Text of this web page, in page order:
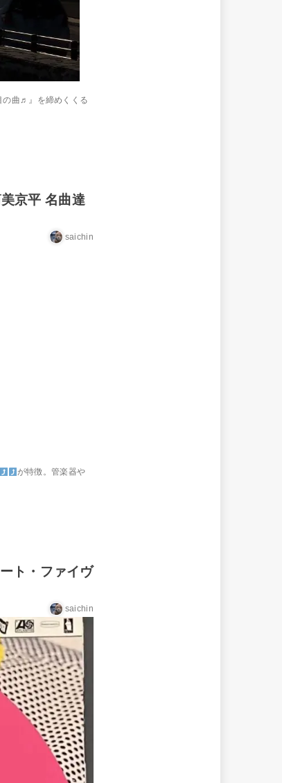
の曲♬』を締めくくる
京平 名曲達
saichin
が特徴。管楽器や
ト・ファイヴ
saichin